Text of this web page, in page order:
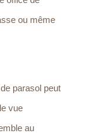
ou même
parasol peut
vue
au